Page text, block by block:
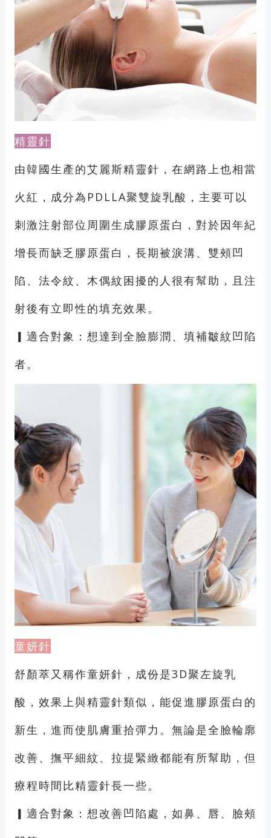
精靈針
由韓國生產的艾麗斯精靈針，在網路上也相當
火紅，成分為PDLLA聚雙旋乳酸，主要可以
刺激注射部位周圍生成膠原蛋白，對於因年紀
增長而缺乏膠原蛋白，長期被淚溝、雙頰凹
陷、法令紋、⽊偶紋困擾的人很有幫助，且注
射後有立即性的填充效果。
▎適合對象：想達到全臉膨潤、填補皺紋凹陷
者。
童妍針
舒顏萃又稱作童妍針，成份是3D聚左旋乳
酸，效果上與精靈針類似，能促進膠原蛋白的
新生，進而使肌膚重拾彈力。無論是全臉輪廓
改善、撫平細紋、拉提緊緻都能有所幫助，但
療程時間比精靈針長一些。
▎適合對象：想改善凹陷處，如鼻、唇、臉頰